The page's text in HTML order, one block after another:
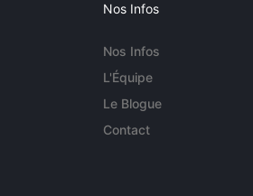
Nos Infos
Nos Infos
L'Équipe
Le Blogue
Contact